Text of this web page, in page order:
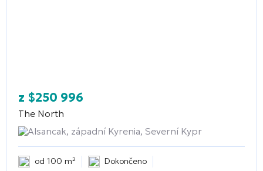
z $250 996
The North
Alsancak, západní Kyrenia, Severní Kypr
od 100 m² Dokončeno